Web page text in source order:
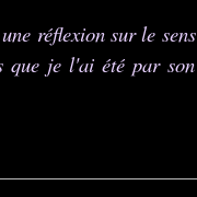
réflexion sur le sens
que je l'ai été par son